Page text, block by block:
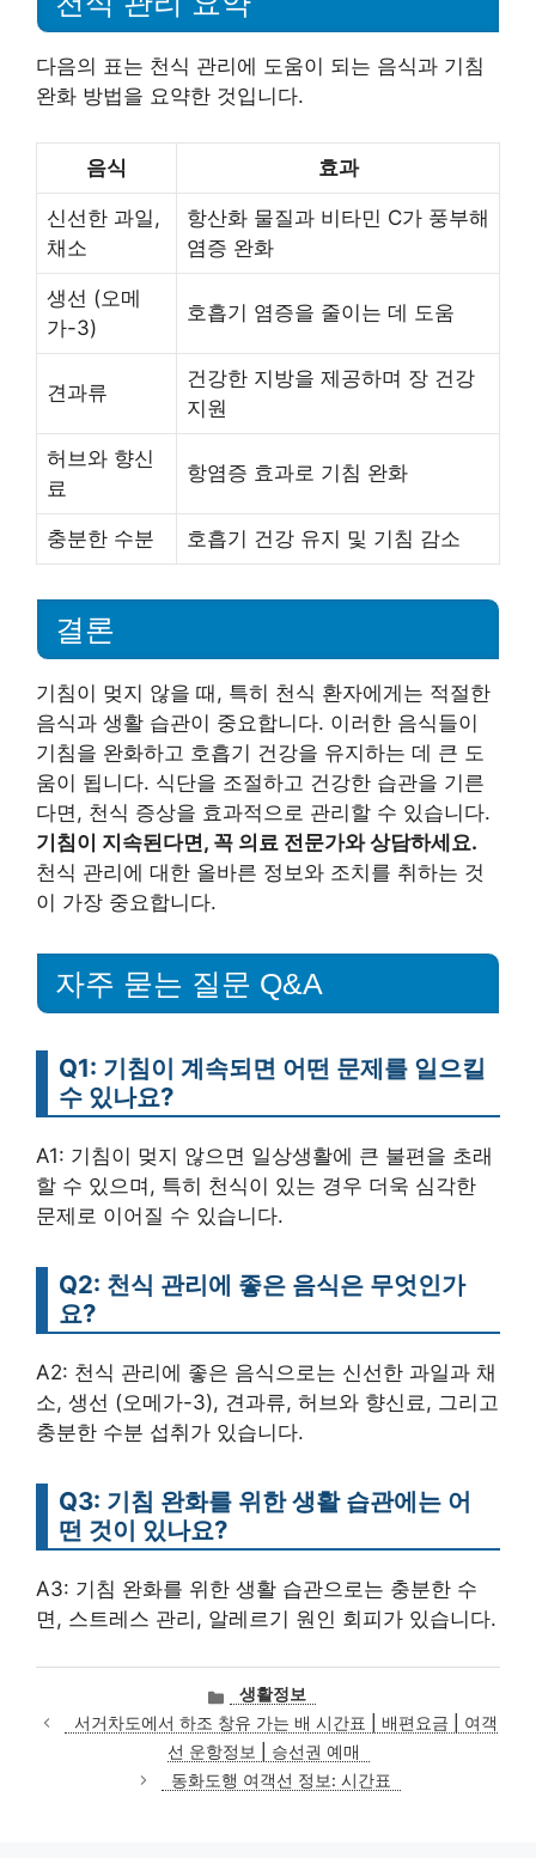
다음의 표는 천식 관리에 도움이 되는 음식과 기침
완화 방법을 요약한 것입니다.
음식 효과
신선한 과일,
채소
항산화 물질과 비타민 C가 풍부해
염증 완화
생선 (오메
가-3)
호흡기 염증을 줄이는 데 도움
견과류
건강한 지방을 제공하며 장 건강
지원
허브와 향신
료
항염증 효과로 기침 완화
충분한 수분 호흡기 건강 유지 및 기침 감소
결론
기침이 멎지 않을 때, 특히 천식 환자에게는 적절한
음식과 생활 습관이 중요합니다. 이러한 음식들이
기침을 완화하고 호흡기 건강을 유지하는 데 큰 도
움이 됩니다. 식단을 조절하고 건강한 습관을 기른
다면, 천식 증상을 효과적으로 관리할 수 있습니다.
기침이 지속된다면, 꼭 의료 전문가와 상담하세요.
천식 관리에 대한 올바른 정보와 조치를 취하는 것
이 가장 중요합니다.
자주 묻는 질문 Q&A
Q1: 기침이 계속되면 어떤 문제를 일으킬
수 있나요?
A1: 기침이 멎지 않으면 일상생활에 큰 불편을 초래
할 수 있으며, 특히 천식이 있는 경우 더욱 심각한
문제로 이어질 수 있습니다.
Q2: 천식 관리에 좋은 음식은 무엇인가
요?
A2: 천식 관리에 좋은 음식으로는 신선한 과일과 채
소, 생선 (오메가-3), 견과류, 허브와 향신료, 그리고
충분한 수분 섭취가 있습니다.
Q3: 기침 완화를 위한 생활 습관에는 어
떤 것이 있나요?
A3: 기침 완화를 위한 생활 습관으로는 충분한 수
면, 스트레스 관리, 알레르기 원인 회피가 있습니다.
카
테
고
리
생활정보
서거차도에서 하조 창유 가는 배 시간표 | 배편요금 | 여객
선 운항정보 | 승선권 예매
동화도행 여객선 정보: 시간표